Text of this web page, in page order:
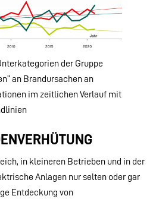
der Gruppe
an Brandursachen an
im zeitlichen Verlauf mit
in kleineren Betrieben und in der
Anlagen nur selten oder gar
Entdeckung von